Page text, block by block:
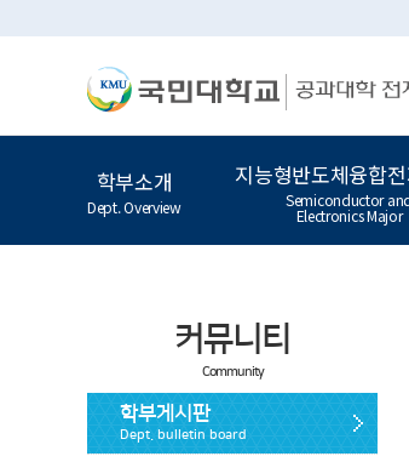
학부소개
Dept. Overview
지능형반도체융합
Semiconductor
Electronics Major
커뮤니티
Community
학부게시판
Dept. bulletin board